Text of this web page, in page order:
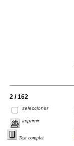
2 / 162
seleccionar
imprimir
Text complet